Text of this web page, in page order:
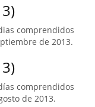
comprendidos
de 2013.
comprendidos
de 2013.